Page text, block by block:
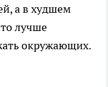
а в худшем
лучше
окружающих.